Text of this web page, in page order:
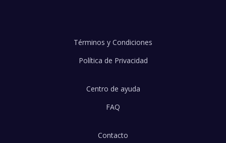
Términos y Condiciones
Política de Privacidad
Centro de ayuda
FAQ
Contacto